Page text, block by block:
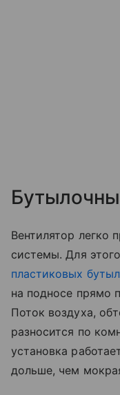
Вентилятор легко
системы. Для
пластиковых
на подносе прямо
Поток воздуха,
разносится по
установка
дольше, чем